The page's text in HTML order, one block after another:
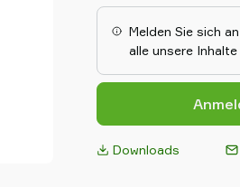
Melden Sie sich
alle unsere
Downloads